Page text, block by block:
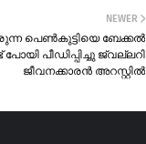
NEWER
പെൺകുട്ടിയെ ബേക്കൽ
പീഡിപ്പിച്ചു ജ്വല്ലറി
ജീവനക്കാരൻ അറസ്റ്റിൽ